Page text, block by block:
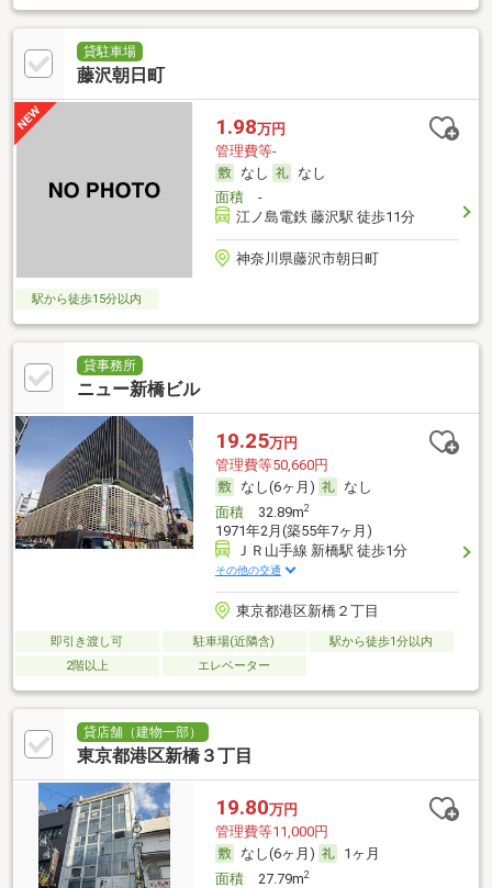
貸駐車場
藤沢朝日町
1.98万円
管理費等-
なし
なし
面積-
江ノ島電鉄 藤沢駅 徒歩11分
神奈川県藤沢市朝日町
駅から徒歩15分以内
貸事務所
ニュー新橋ビル
19.25万円
管理費等50,660円
なし(6ヶ月)
なし
面積32.89m2
1971年2月(築55年7ヶ月)
ＪＲ山手線 新橋駅 徒歩1分
その他の交通
東京都港区新橋２丁目
即引き渡し可 駐車場(近隣含)
駅から徒歩1分以内
2階以上
エレベーター
貸店舗（建物一部）
東京都港区新橋３丁目
19.80万円
管理費等11,000円
なし(6ヶ月)
1ヶ月
面積27.79m2